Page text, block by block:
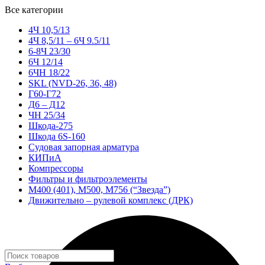
Все категории
4Ч 10,5/13
4Ч 8,5/11 – 6Ч 9.5/11
6-8Ч 23/30
6Ч 12/14
6ЧН 18/22
SKL (NVD-26, 36, 48)
Г60-Г72
Д6 – Д12
ЧН 25/34
Шкода-275
Шкода 6S-160
Судовая запорная арматура
КИПиА
Компрессоры
Фильтры и фильтроэлементы
М400 (401), М500, М756 (“Звезда”)
Движительно – рулевой комплекс (ДРК)